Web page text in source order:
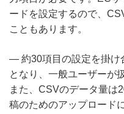
ードを設定するので、
こともあります。
― 約30項目の設定を掛け
となり、一般ユーザーが
また、CSVのデータ量は
稿のためのアップロード